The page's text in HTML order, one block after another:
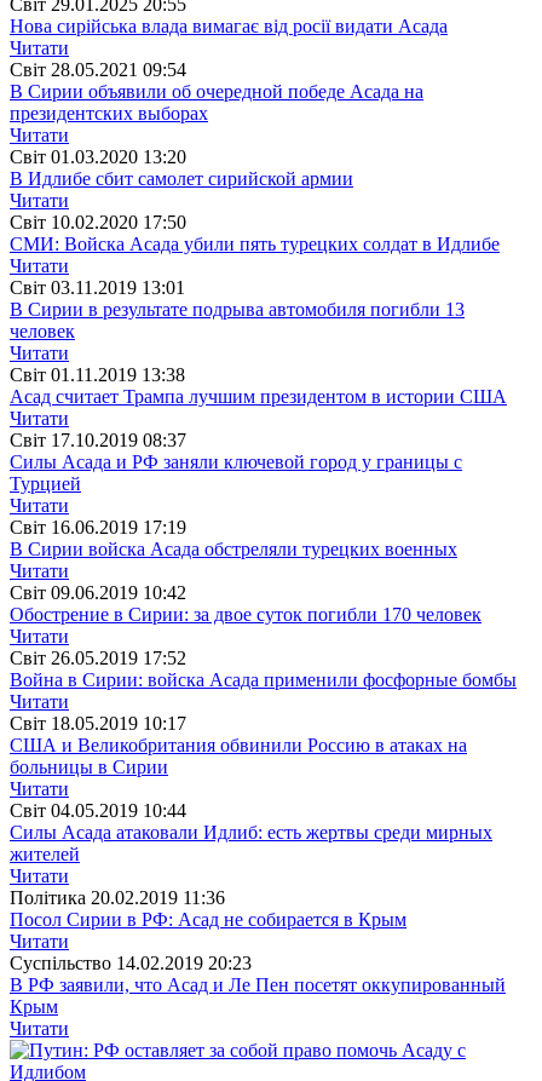
Нова сирійська влада вимагає від росії видати Асада
Читати
Свiт 28.05.2021 09:54
В Сирии объявили об очередной победе Асада на
президентских выборах
Читати
Свiт 01.03.2020 13:20
В Идлибе сбит самолет сирийской армии
Читати
Свiт 10.02.2020 17:50
СМИ: Войска Асада убили пять турецких солдат в Идлибе
Читати
Свiт 03.11.2019 13:01
В Сирии в результате подрыва автомобиля погибли 13
человек
Читати
Свiт 01.11.2019 13:38
Асад считает Трампа лучшим президентом в истории США
Читати
Свiт 17.10.2019 08:37
Силы Асада и РФ заняли ключевой город у границы с
Турцией
Читати
Свiт 16.06.2019 17:19
В Сирии войска Асада обстреляли турецких военных
Читати
Свiт 09.06.2019 10:42
Обострение в Сирии: за двое суток погибли 170 человек
Читати
Свiт 26.05.2019 17:52
Война в Сирии: войска Асада применили фосфорные бомбы
Читати
Свiт 18.05.2019 10:17
США и Великобритания обвинили Россию в атаках на
больницы в Сирии
Читати
Свiт 04.05.2019 10:44
Силы Асада атаковали Идлиб: есть жертвы среди мирных
жителей
Читати
Полiтика 20.02.2019 11:36
Посол Сирии в РФ: Асад не собирается в Крым
Читати
Суспiльство 14.02.2019 20:23
В РФ заявили, что Асад и Ле Пен посетят оккупированный
Крым
Читати